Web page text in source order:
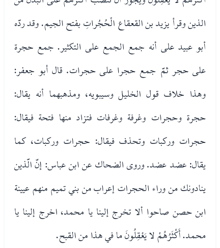
الذين وقرأ يزيد بن القعقاع الْحُجُراتِ بفتح الجيم. وقد ردّه
أبو عبيد على أنه جمع الجمع على التكثير. جمع حجرة
على حجر ثمّ جمع حجرا على حجرات. قال أبو جعفر:
وهذا خلاف قول الخليل وسيبويه، ومذهبهما أنه يقال:
حجرة وحجرات وغرفة وغرفات فتزاد منها فتحة فيقال:
حجرات وركبات وتحذف فيقال: حجرات وركبات، كما
يقال: عضد عضد. وروى الضحاك عن ابن عباس: إنّ الّذين
ينادونك من وراء الحجرات إعراب من بني تميم منهم عيينة
ابن حصن صاحوا ألا تخرج إلينا يا محمد، اخرج إلينا يا
محمد. أَكْثَرُهُمْ لا يَعْقِلُونَ ما في هذا من القبح.